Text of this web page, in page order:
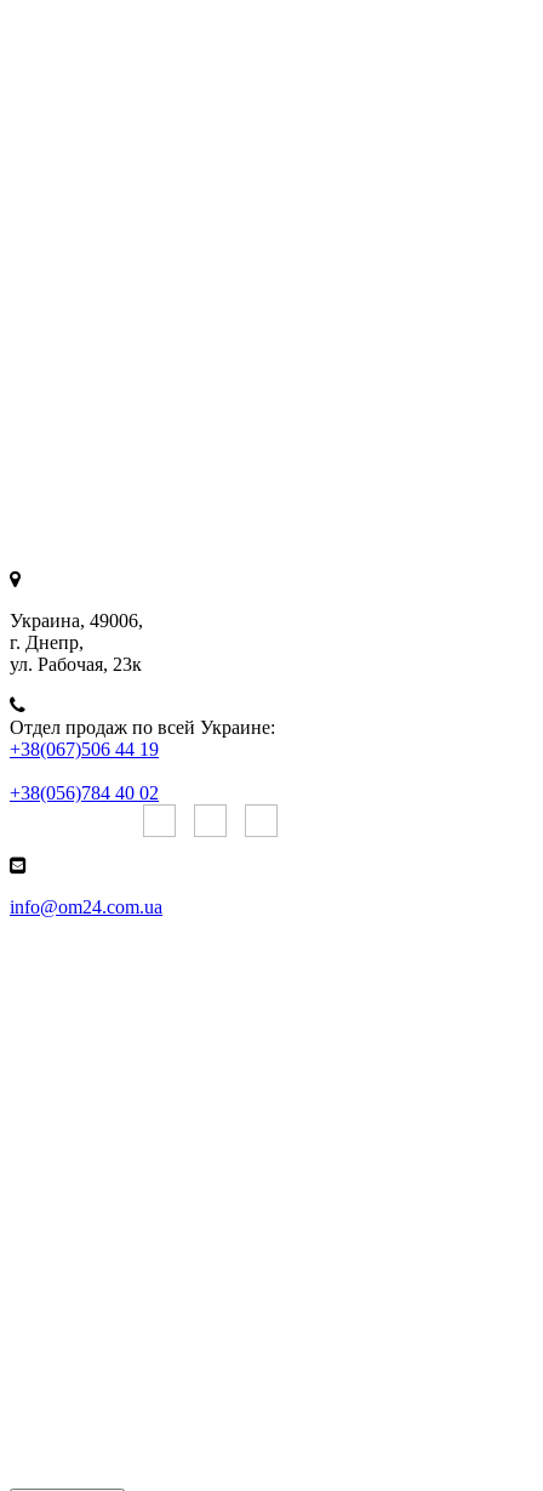
Украина, 49006,
г. Днепр,
ул. Рабочая, 23к
Отдел продаж по всей Украине:
+38(067)506 44 19
+38(056)784 40 02
info@om24.com.ua